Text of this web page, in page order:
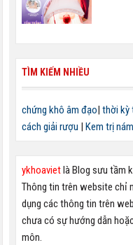
TÌM KIẾM NHIỀU
chứng khô âm đạo| thời kỳ
cách giải rượu | Kem trị nám
ykhoavietlà Blog sưu tầm
Thông tin trên website chỉ
dụng các thông tin trên
chưa có sự hướng dẫn
môn.